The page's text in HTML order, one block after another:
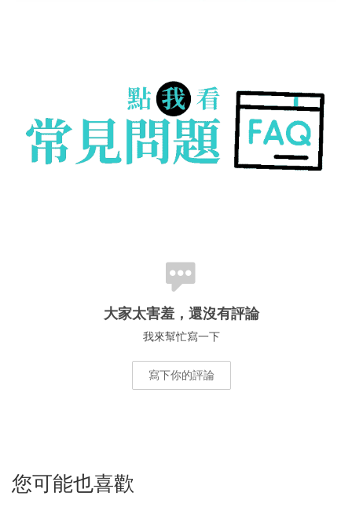
大家太害羞，還沒有評論
我來幫忙寫一下
寫下你的評論
您可能也喜歡